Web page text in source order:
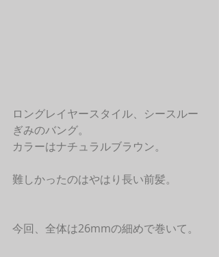
ロングレイヤースタイル、シースルー
ぎみのバング。
カラーはナチュラルブラウン。
難しかったのはやはり長い前髪。
今回、全体は26mmの細めで巻いて。